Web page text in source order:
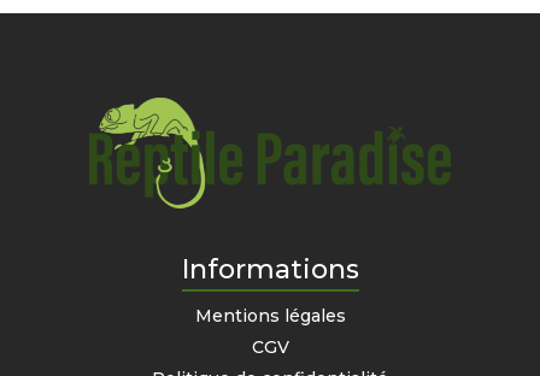
Informations
Mentions légales
CGV